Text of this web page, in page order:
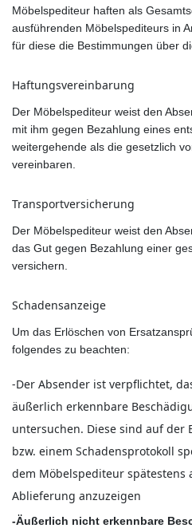
Möbelspediteur haften als
ausführenden Möbelspediteurs in
für diese die Bestimmungen über
Haftungsvereinbarung
Der Möbelspediteur weist den
mit ihm gegen Bezahlung eines
weitergehende als die gesetzlich
vereinbaren.
Transportversicherung
Der Möbelspediteur weist den
das Gut gegen Bezahlung einer
versichern.
Schadensanzeige
Um das Erlöschen von
folgendes zu beachten:
-Der Absender ist verpflichtet,
äußerlich erkennbare
untersuchen. Diese sind auf der
bzw. einem Schadensprotokoll
dem Möbelspediteur spätestens
Ablieferung anzuzeigen
-Äußerlich nicht erkennbare